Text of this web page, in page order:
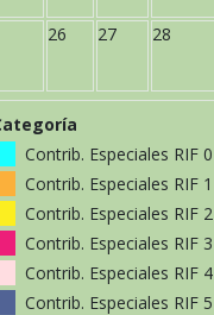
26 27 28
Contrib. Especiales RIF 0
Contrib. Especiales RIF 1
Contrib. Especiales RIF 2
Contrib. Especiales RIF 3
Contrib. Especiales RIF 4
Contrib. Especiales RIF 5